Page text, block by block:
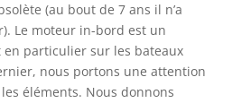
(au bout de 7 ans il n’a
Le moteur in-bord est un
particulier sur les bateaux
nous portons une attention
éléments. Nous donnons